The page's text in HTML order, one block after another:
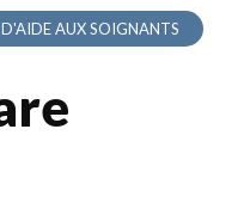
D'AIDE AUX SOIGNANTS